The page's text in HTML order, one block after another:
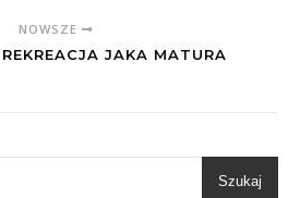
NOWSZE
JAKA MATURA
Szukaj